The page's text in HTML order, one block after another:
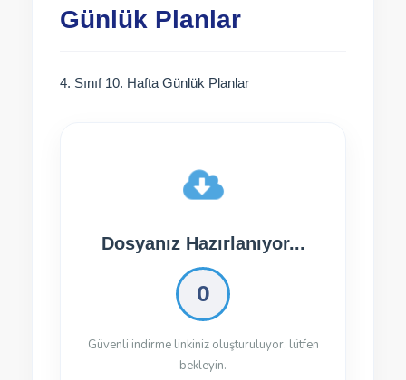
Günlük Planlar
4. Sınıf 10. Hafta Günlük Planlar
Dosyanız İndirilmeye
Hazır!